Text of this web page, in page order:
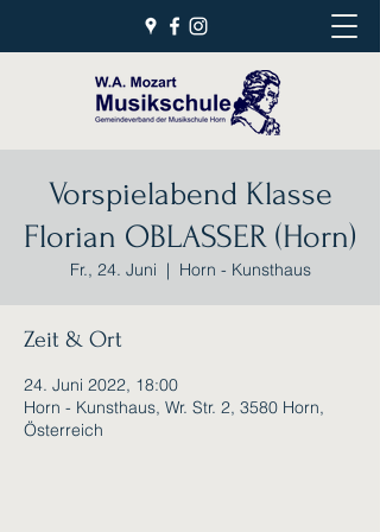
Vorspielabend Klasse
Florian OBLASSER (Horn)
Fr., 24. Juni
  |
Horn - Kunsthaus
Zeit & Ort
24. Juni 2022, 18:00
Horn - Kunsthaus, Wr. Str. 2, 3580 Horn,
Österreich